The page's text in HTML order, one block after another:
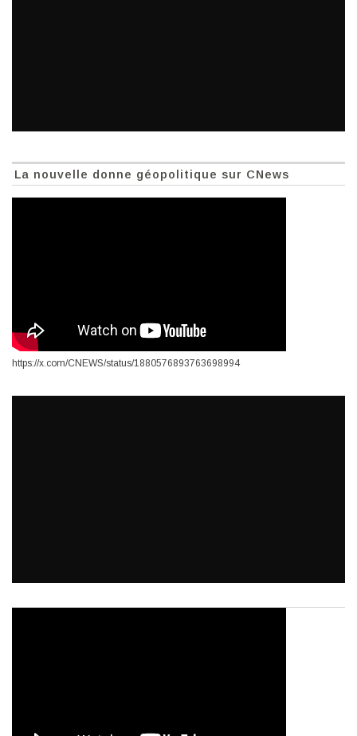
La nouvelle donne géopolitique sur CNews
https://x.com/CNEWS/status/1880576893763698994